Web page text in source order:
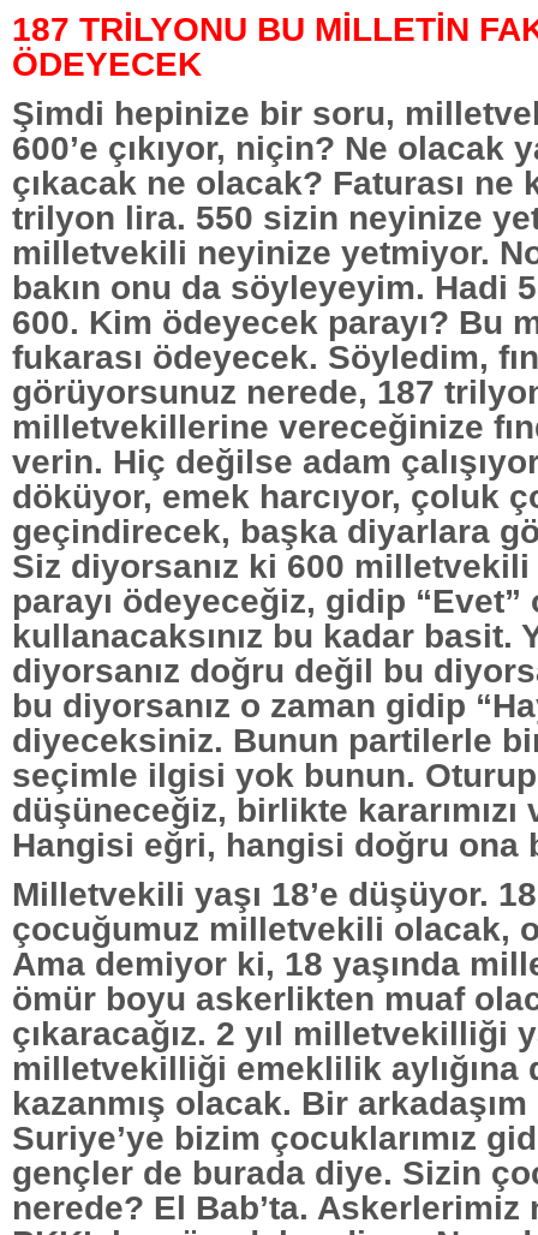
187 TRİLYONU BU MİLLETİN
ÖDEYECEK
Şimdi hepinize bir soru,
600’e çıkıyor, niçin? Ne olacak
çıkacak ne olacak? Faturası ne
trilyon lira. 550 sizin neyinize
milletvekili neyinize yetmiyor.
bakın onu da söyleyeyim. Hadi
600. Kim ödeyecek parayı? Bu
fukarası ödeyecek. Söyledim,
görüyorsunuz nerede, 187
milletvekillerine vereceğinize
verin. Hiç değilse adam
döküyor, emek harcıyor, çoluk
geçindirecek, başka diyarlara
Siz diyorsanız ki 600
parayı ödeyeceğiz, gidip “Evet”
kullanacaksınız bu kadar basit.
diyorsanız doğru değil bu
bu diyorsanız o zaman gidip
diyeceksiniz. Bunun partilerle
seçimle ilgisi yok bunun.
düşüneceğiz, birlikte kararımızı
Hangisi eğri, hangisi doğru ona
Milletvekili yaşı 18’e düşüyor.
çocuğumuz milletvekili olacak,
Ama demiyor ki, 18 yaşında
ömür boyu askerlikten muaf
çıkaracağız. 2 yıl milletvekilliği
milletvekilliği emeklilik aylığına
kazanmış olacak. Bir
Suriye’ye bizim çocuklarımız
gençler de burada diye. Sizin
nerede? El Bab’ta. Askerlerimiz